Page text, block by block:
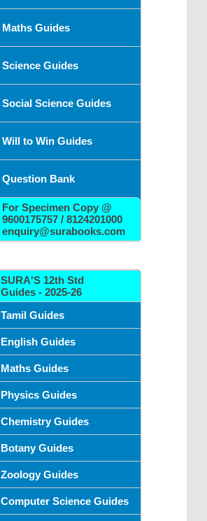
Maths Guides
Science Guides
Social Science Guides
Will to Win Guides
Question Bank
For Specimen Copy @
9600175757 / 8124201000
enquiry@surabooks.com
SURA'S 12th Std
Guides - 2025-26
Tamil Guides
English Guides
Maths Guides
Physics Guides
Chemistry Guides
Botany Guides
Zoology Guides
Computer Science Guides